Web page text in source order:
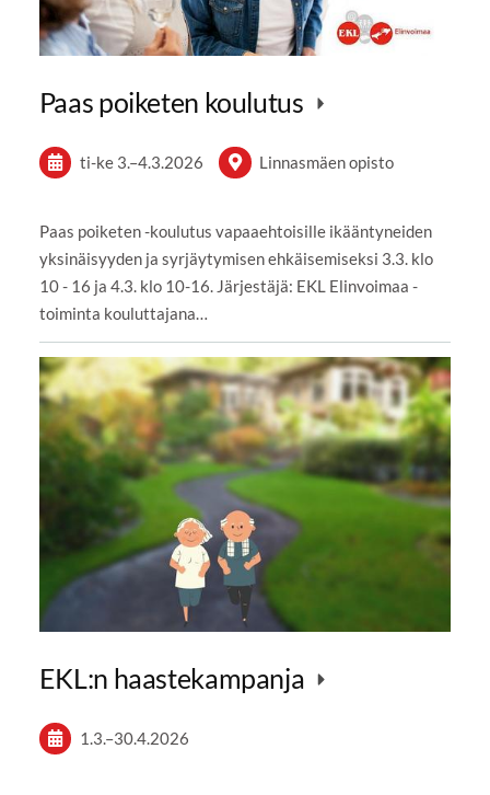
Paas poiketen koulutus
ti-ke 3.–4.3.2026 Linnasmäen opisto
Paas poiketen -koulutus vapaaehtoisille ikääntyneiden
yksinäisyyden ja syrjäytymisen ehkäisemiseksi 3.3. klo
10 - 16 ja 4.3. klo 10-16. Järjestäjä: EKL Elinvoimaa -
toiminta kouluttajana…
EKL:n haastekampanja
1.3.–30.4.2026